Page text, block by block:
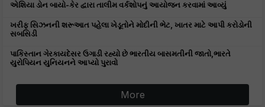
એશિયા ડોન બાયો-કેર દ્વારા તાલીમ વર્કશોપનું આયોજન કરવામાં આવ્યું
ખરીફ સિઝનની શરૂઆત પહેલા ખેડૂતોને મોદીની ભેટ, ખાતર માટે આપી કરોડોની
સબસિડી
પાકિસ્તાન ગેરકાયદેસર ઉગાડી રહ્યો છે ભારતીય બાસમતીની જાતો,ભારતે
યુરોપિયન યુનિયનને આપ્યો પુરાવો
More